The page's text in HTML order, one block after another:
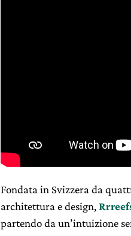
Fondata in Svizzera da
architettura e design,
partendo da un’intuizione